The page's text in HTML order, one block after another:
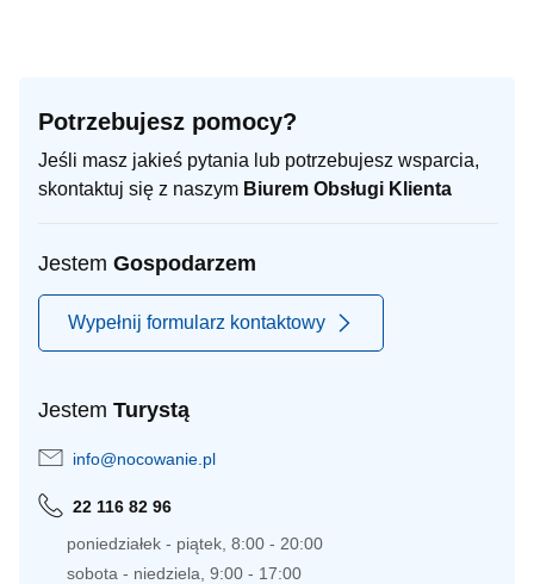
Potrzebujesz pomocy?
Jeśli masz jakieś pytania lub potrzebujesz wsparcia,
skontaktuj się z naszym Biurem Obsługi Klienta
Jestem Gospodarzem
Wypełnij formularz kontaktowy
Jestem Turystą
info@nocowanie.pl
22 116 82 96
poniedziałek - piątek, 8:00 - 20:00
sobota - niedziela, 9:00 - 17:00